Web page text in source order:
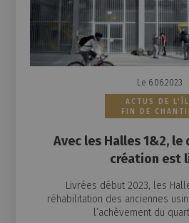
Le 6.06.2023
ACTUS DE
FIN DE
Avec les Halles 1&2,
création est
Livrées début 2023, les
réhabilitation des anciennes
l’achèvement du